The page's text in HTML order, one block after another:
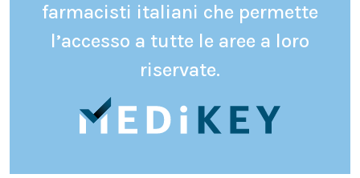
farmacisti italiani che permette
l’accesso a tutte le aree a loro
riservate.